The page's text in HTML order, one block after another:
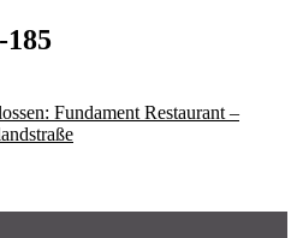
Fundament Restaurant –